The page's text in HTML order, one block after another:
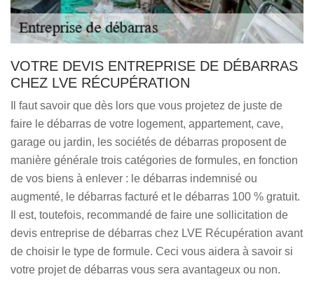
VOTRE DEVIS ENTREPRISE DE DÉBARRAS
CHEZ LVE RÉCUPÉRATION
Il faut savoir que dès lors que vous projetez de juste de
faire le débarras de votre logement, appartement, cave,
garage ou jardin, les sociétés de débarras proposent de
manière générale trois catégories de formules, en fonction
de vos biens à enlever : le débarras indemnisé ou
augmenté, le débarras facturé et le débarras 100 % gratuit.
Il est, toutefois, recommandé de faire une sollicitation de
devis entreprise de débarras chez LVE Récupération avant
de choisir le type de formule. Ceci vous aidera à savoir si
votre projet de débarras vous sera avantageux ou non.